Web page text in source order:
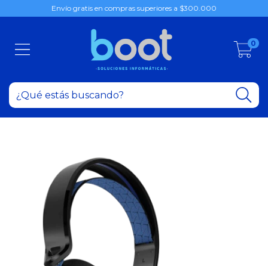
Envío gratis en compras superiores a $300.000
0